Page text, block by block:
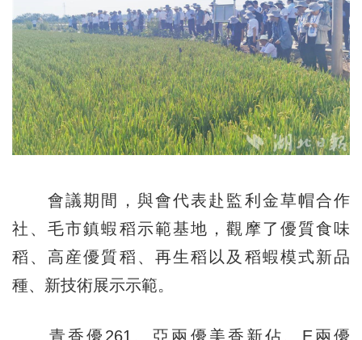
會議期間，與會代表赴監利金草帽合作
社、毛市鎮蝦稻示範基地，觀摩了優質食味
稻、高産優質稻、再生稻以及稻蝦模式新品
種、新技術展示示範。
青香優261、亞兩優美香新佔、E兩優